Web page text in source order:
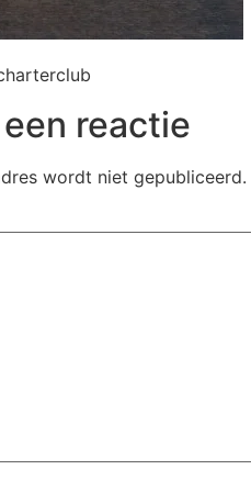
reactie
wordt niet gepubliceerd.